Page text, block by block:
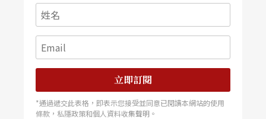
立即訂閱
*通過遞交此表格，即表示您接受並同意已閱讀本網站的使用
條款，私隱政策和個人資料收集聲明。